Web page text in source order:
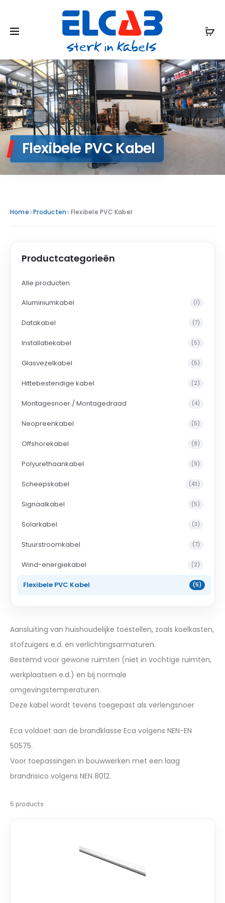
Flexibele PVC Kabel
Home Producten Flexibele PVC Kabel
Productcategorieën
Alle producten
Aluminiumkabel (1)
Datakabel (7)
Installatiekabel (5)
Glasvezelkabel (5)
Hittebestendige kabel (2)
Montagesnoer / Montagedraad (4)
Neopreenkabel (5)
Offshorekabel (8)
Polyurethaankabel (9)
Scheepskabel (43)
Signaalkabel (5)
Solarkabel (3)
Stuurstroomkabel (7)
Wind-energiekabel (2)
Flexibele PVC Kabel (5)
Aansluiting van huishoudelijke toestellen, zoals koelkasten,
stofzuigers e.d. en verlichtingsarmaturen.
Bestemd voor gewone ruimten (niet in vochtige ruimten,
werkplaatsen e.d.) en bij normale
omgevingstemperaturen.
Deze kabel wordt tevens toegepast als verlengsnoer
Eca voldoet aan de brandklasse Eca volgens NEN-EN
50575.
Voor toepassingen in bouwwerken met een laag
brandrisico volgens NEN 8012.
5 products